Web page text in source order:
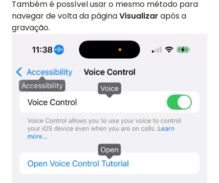
Também é possível usar o mesmo método para
navegar de volta da páginaVisualizar após a
gravação.